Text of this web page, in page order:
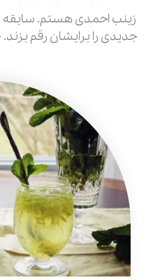
زینب احمدی هستم. سابقه
جدیدی را برایشان رقم